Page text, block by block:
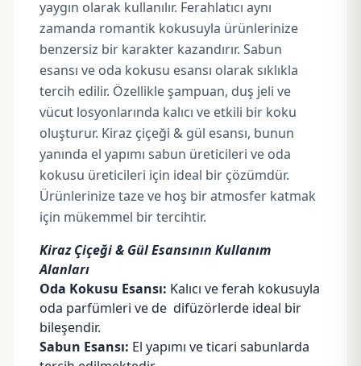
yaygın olarak kullanılır. Ferahlatıcı aynı
zamanda romantik kokusuyla ürünlerinize
benzersiz bir karakter kazandırır. Sabun
esansı ve oda kokusu esansı olarak sıklıkla
tercih edilir. Özellikle şampuan, duş jeli ve
vücut losyonlarında kalıcı ve etkili bir koku
oluşturur. Kiraz çiçeği & gül esansı, bunun
yanında el yapımı sabun üreticileri ve oda
kokusu üreticileri için ideal bir çözümdür.
Ürünlerinize taze ve hoş bir atmosfer katmak
için mükemmel bir tercihtir.
Kiraz Çiçeği & Gül Esansının Kullanım
Alanları
Oda Kokusu Esansı: Kalıcı ve ferah kokusuyla
oda parfümleri ve de difüzörlerde ideal bir
bileşendir.
Sabun Esansı: El yapımı ve ticari sabunlarda